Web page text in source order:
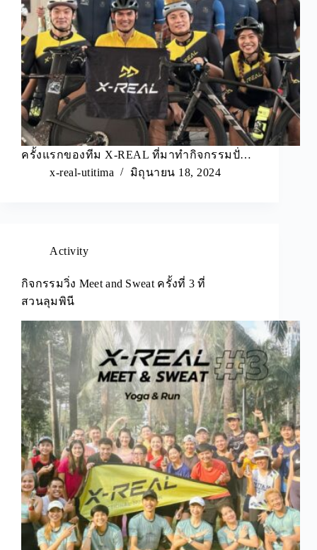
ครั้งแรกของทีม X-REAL ที่มาทำกิจกรรมปั่…
x-real-utitima
มิถุนายน 18, 2024
Activity
กิจกรรมวิ่ง Meet and Sweat ครั้งที่ 3 ที่
สวนลุมพินี